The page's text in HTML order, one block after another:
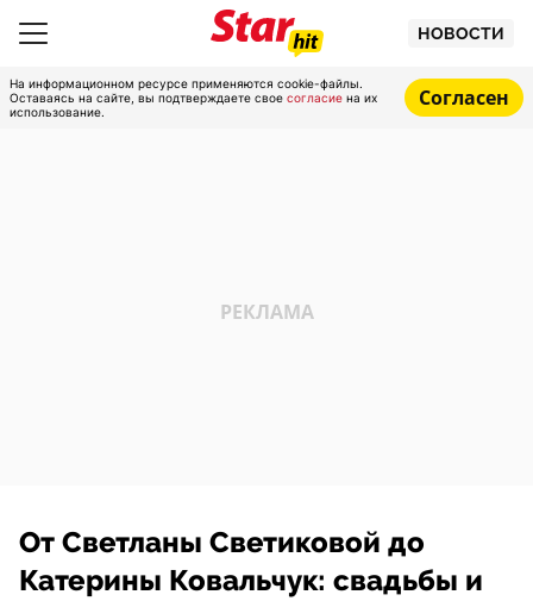
НОВОСТИ
На информационном ресурсе применяются cookie-файлы.
Оставаясь на сайте, вы подтверждаете свое согласие на их
использование.
Согласен
От Светланы Светиковой до
Катерины Ковальчук: свадьбы и